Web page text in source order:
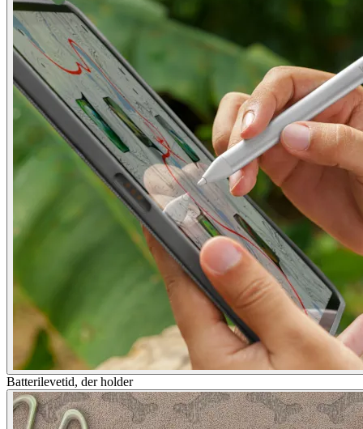
Batterilevetid, der holder